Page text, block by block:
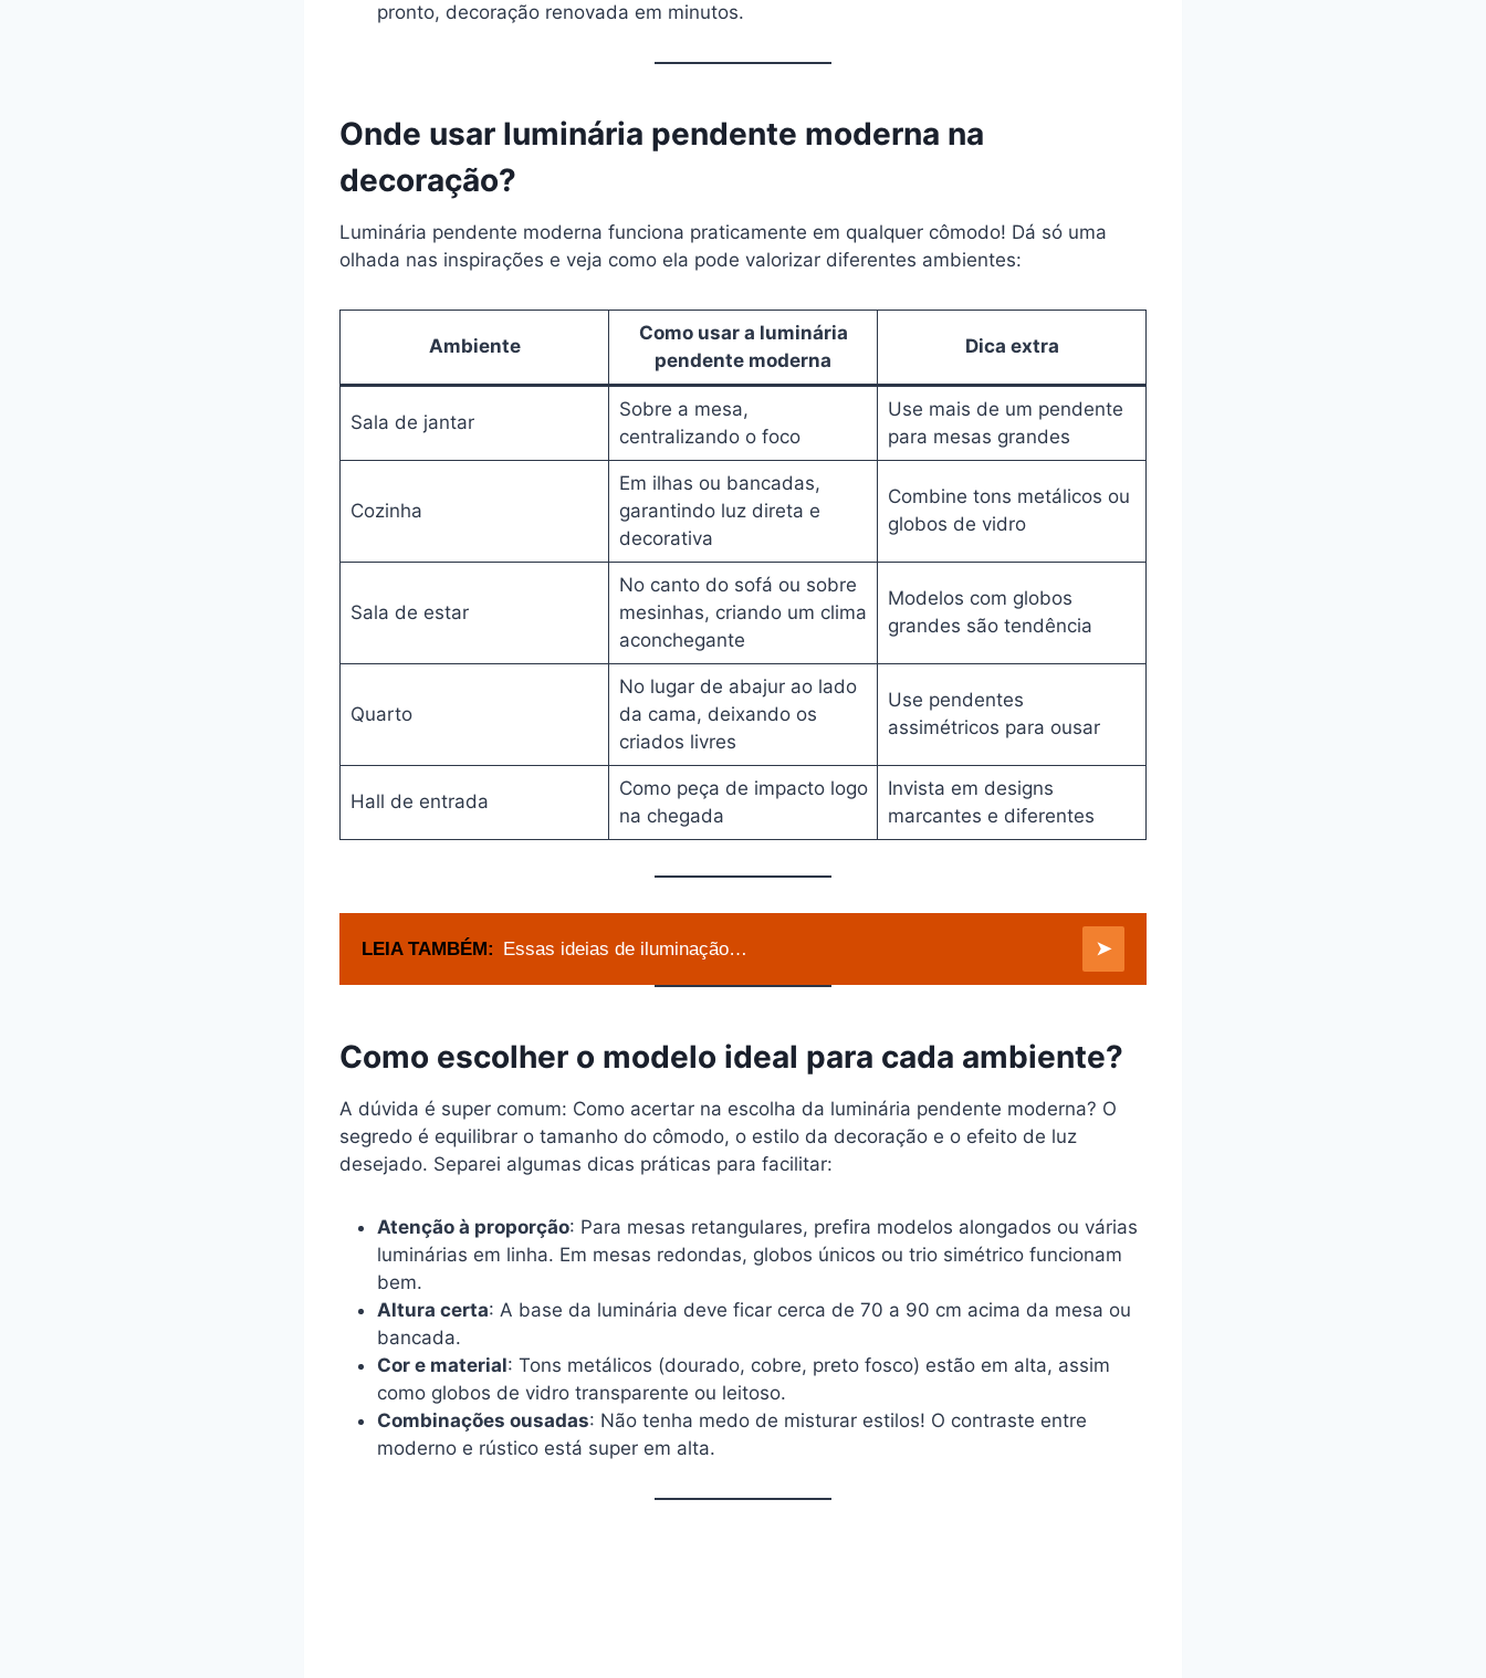
pronto, decoração renovada em minutos.
Onde usar luminária pendente moderna na
decoração?
Luminária pendente moderna funciona praticamente em qualquer cômodo! Dá só uma
olhada nas inspirações e veja como ela pode valorizar diferentes ambientes:
Ambiente
Como usar a luminária
pendente moderna
Dica extra
Sala de jantar
Sobre a mesa,
centralizando o foco
Use mais de um pendente
para mesas grandes
Cozinha
Em ilhas ou bancadas,
garantindo luz direta e
decorativa
Combine tons metálicos ou
globos de vidro
Sala de estar
No canto do sofá ou sobre
mesinhas, criando um clima
aconchegante
Modelos com globos
grandes são tendência
Quarto
No lugar de abajur ao lado
da cama, deixando os
criados livres
Use pendentes
assimétricos para ousar
Hall de entrada
Como peça de impacto logo
na chegada
Invista em designs
marcantes e diferentes
LEIA TAMBÉM: Essas ideias de iluminação… ➤
Como escolher o modelo ideal para cada ambiente?
A dúvida é super comum: Como acertar na escolha da luminária pendente moderna? O
segredo é equilibrar o tamanho do cômodo, o estilo da decoração e o efeito de luz
desejado. Separei algumas dicas práticas para facilitar:
Atenção à proporção: Para mesas retangulares, prefira modelos alongados ou várias
luminárias em linha. Em mesas redondas, globos únicos ou trio simétrico funcionam
bem.
Altura certa: A base da luminária deve ficar cerca de 70 a 90 cm acima da mesa ou
bancada.
Cor e material: Tons metálicos (dourado, cobre, preto fosco) estão em alta, assim
como globos de vidro transparente ou leitoso.
Combinações ousadas: Não tenha medo de misturar estilos! O contraste entre
moderno e rústico está super em alta.